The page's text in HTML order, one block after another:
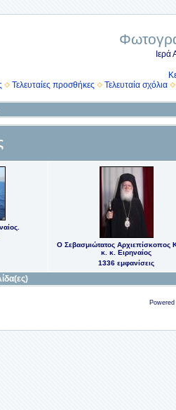
Τελευταίες προσθήκες Τελευταία σχόλια
Ο Σεβασμιώτατος Αρχιεπίσκοπος
κ. κ. Ειρηναίος
1336 εμφανίσεις